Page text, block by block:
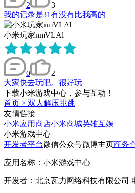
2
3
我的记录是31有没有比我高的
小米玩家nmVLAl
0
2
大家快去玩吧。很好玩
下载小米游戏中心，参与互动！
首页 > 双人解压跳跳
友情链接
小米应用商店小米商城英雄互娱
小米游戏中心
开发者平台微信公众号微博主页商务
应用名称：小米游戏中心
开发者：北京瓦力网络科技有限公司